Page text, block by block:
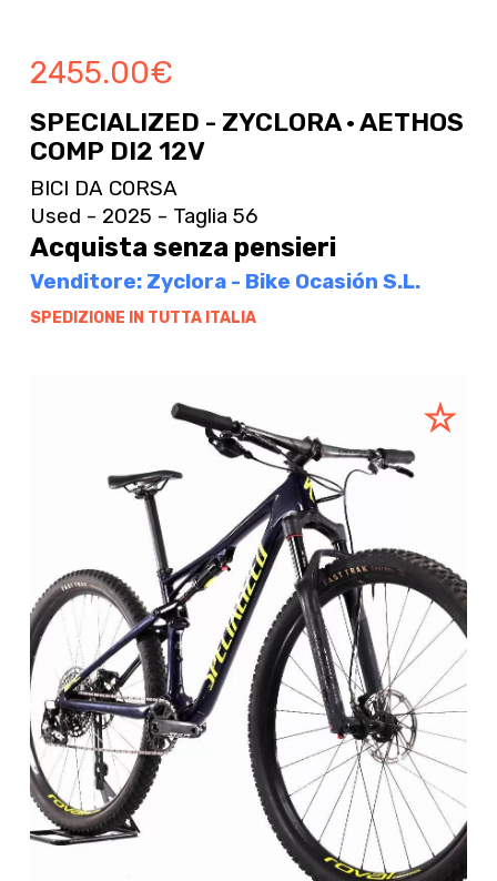
2455.00€
SPECIALIZED - ZYCLORA · AETHOS
COMP DI2 12V
BICI DA CORSA
Used - 2025 - Taglia 56
Acquista senza pensieri
Venditore: Zyclora - Bike Ocasión S.L.
SPEDIZIONE IN TUTTA ITALIA